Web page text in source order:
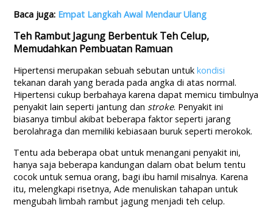
Baca juga: Empat Langkah Awal Mendaur Ulang
Teh Rambut Jagung Berbentuk Teh Celup,
Memudahkan Pembuatan Ramuan
Hipertensi merupakan sebuah sebutan untukkondisi
tekanan darah yang berada pada angka di atas normal.
Hipertensi cukup berbahaya karena dapat memicu timbulnya
penyakit lain seperti jantung dan stroke. Penyakit ini
biasanya timbul akibat beberapa faktor seperti jarang
berolahraga dan memiliki kebiasaan buruk seperti merokok.
Tentu ada beberapa obat untuk menangani penyakit ini,
hanya saja beberapa kandungan dalam obat belum tentu
cocok untuk semua orang, bagi ibu hamil misalnya. Karena
itu, melengkapi risetnya, Ade menuliskan tahapan untuk
mengubah limbah rambut jagung menjadi teh celup.